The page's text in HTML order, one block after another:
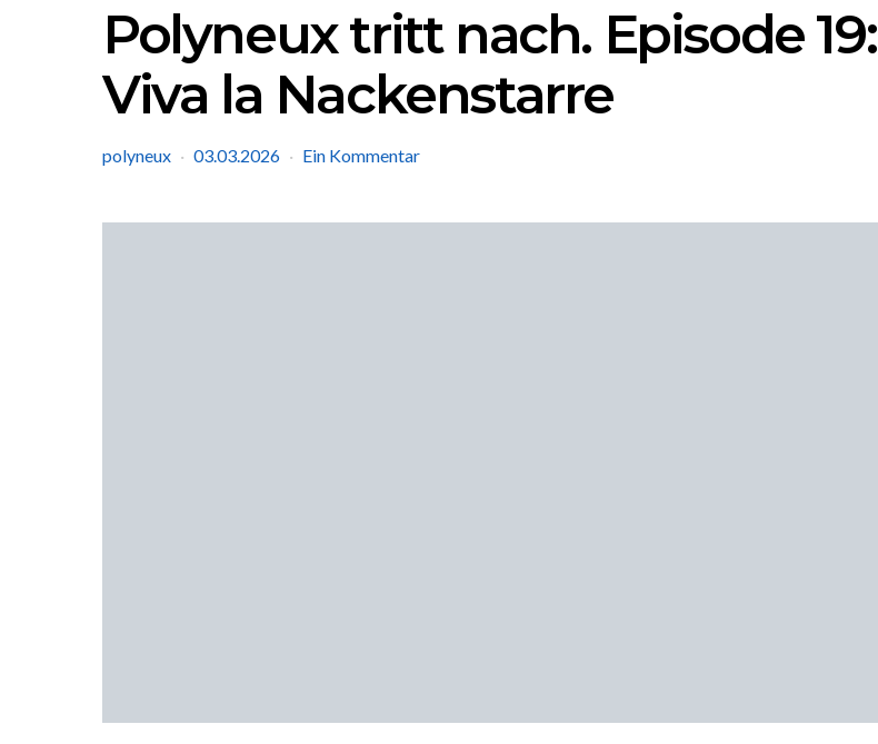
Polyneux tritt nach. Episode 19:
Viva la Nackenstarre
polyneux 03.03.2026 Ein Kommentar